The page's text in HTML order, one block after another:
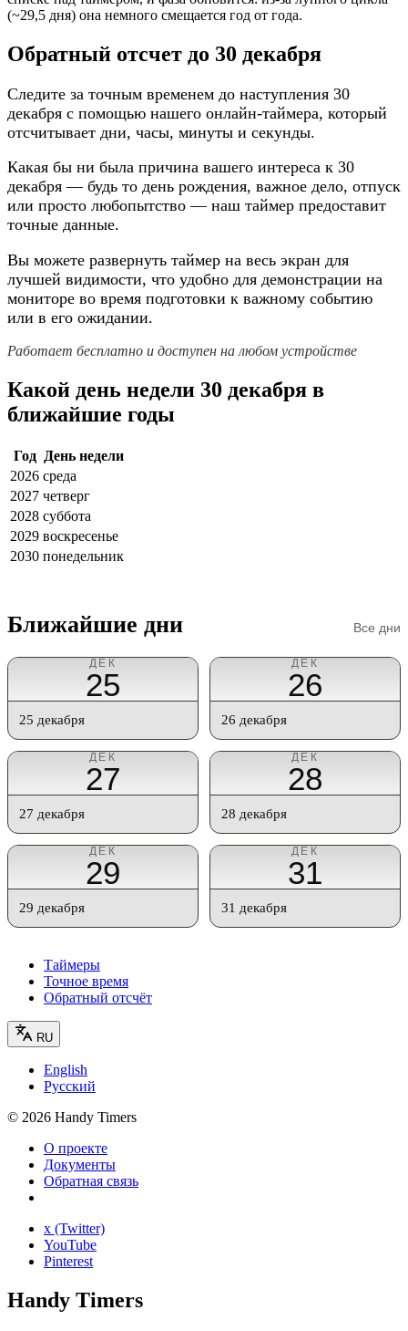
(~29,5 дня) она немного смещается год от года.
Обратный отсчет до 30 декабря
Следите за точным временем до наступления 30
декабря с помощью нашего онлайн-таймера, который
отсчитывает дни, часы, минуты и секунды.
Какая бы ни была причина вашего интереса к 30
декабря — будь то день рождения, важное дело, отпуск
или просто любопытство — наш таймер предоставит
точные данные.
Вы можете развернуть таймер на весь экран для
лучшей видимости, что удобно для демонстрации на
мониторе во время подготовки к важному событию
или в его ожидании.
Работает бесплатно и доступен на любом устройстве
Какой день недели 30 декабря в
ближайшие годы
Год
День недели
2026 среда
2027 четверг
2028 суббота
2029 воскресенье
2030 понедельник
Ближайшие дни Все дни
ДЕК
25
25 декабря
ДЕК
26
26 декабря
ДЕК
27
27 декабря
ДЕК
28
28 декабря
ДЕК
29
29 декабря
ДЕК
31
31 декабря
Таймеры
Точное время
Обратный отсчёт
RU
English
Русский
© 2026 Handy Timers
О проекте
Документы
Обратная связь
x (Twitter)
YouTube
Pinterest
Handy Timers